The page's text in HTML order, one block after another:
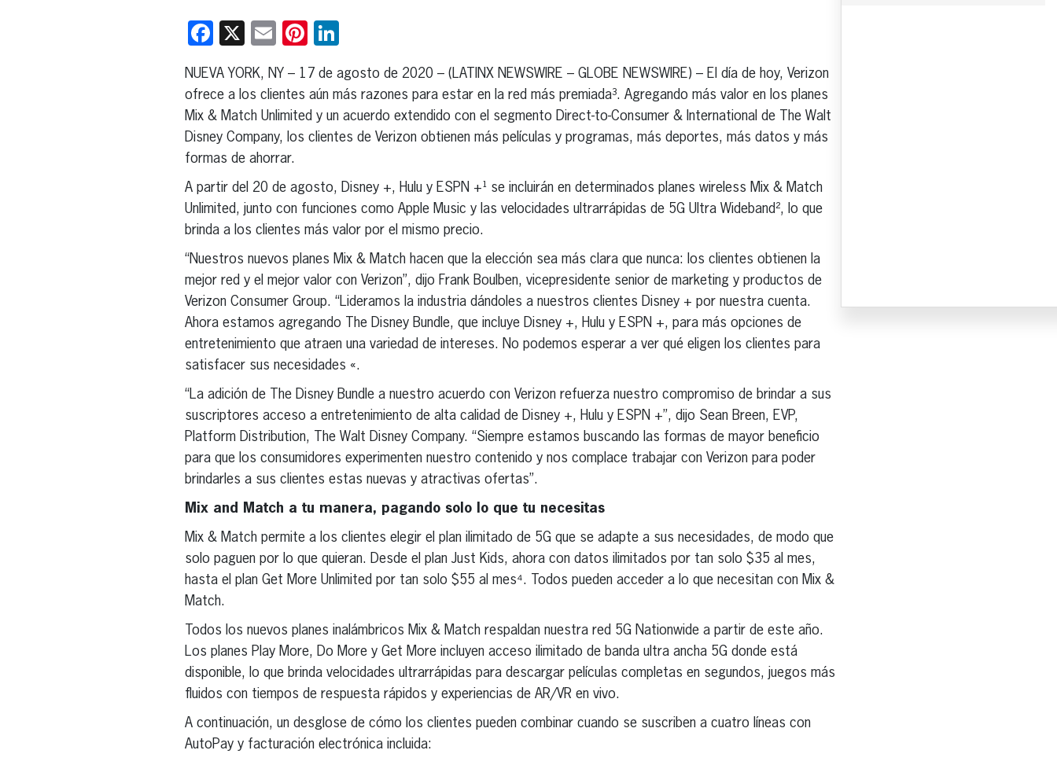
Facebook
X EmailPinterest
NUEVA YORK, NY – 17 de agosto de 2020 – (LATINX NEWSWIRE – GLOBE NEWSWIRE) – El día de hoy, Verizon
ofrece a los clientes aún más razones para estar en la red más premiada³. Agregando más valor en los planes
Mix & Match Unlimited y un acuerdo extendido con el segmento Direct-to-Consumer & International de The Walt
Disney Company, los clientes de Verizon obtienen más películas y programas, más deportes, más datos y más
formas de ahorrar.
A partir del 20 de agosto, Disney +, Hulu y ESPN +¹ se incluirán en determinados planes wireless Mix & Match
Unlimited, junto con funciones como Apple Music y las velocidades ultrarrápidas de 5G Ultra Wideband², lo que
brinda a los clientes más valor por el mismo precio.
“Nuestros nuevos planes Mix & Match hacen que la elección sea más clara que nunca: los clientes obtienen la
mejor red y el mejor valor con Verizon”, dijo Frank Boulben, vicepresidente senior de marketing y productos de
Verizon Consumer Group. “Lideramos la industria dándoles a nuestros clientes Disney + por nuestra cuenta.
Ahora estamos agregando The Disney Bundle, que incluye Disney +, Hulu y ESPN +, para más opciones de
entretenimiento que atraen una variedad de intereses. No podemos esperar a ver qué eligen los clientes para
satisfacer sus necesidades «.
“La adición de The Disney Bundle a nuestro acuerdo con Verizon refuerza nuestro compromiso de brindar a sus
suscriptores acceso a entretenimiento de alta calidad de Disney +, Hulu y ESPN +”, dijo Sean Breen, EVP,
Platform Distribution, The Walt Disney Company. “Siempre estamos buscando las formas de mayor beneficio
para que los consumidores experimenten nuestro contenido y nos complace trabajar con Verizon para poder
brindarles a sus clientes estas nuevas y atractivas ofertas”.
Mix and Match a tu manera, pagando solo lo que tu necesitas
Mix & Match permite a los clientes elegir el plan ilimitado de 5G que se adapte a sus necesidades, de modo que
solo paguen por lo que quieran. Desde el plan Just Kids, ahora con datos ilimitados por tan solo $35 al mes,
hasta el plan Get More Unlimited por tan solo $55 al mes⁴. Todos pueden acceder a lo que necesitan con Mix &
Match.
Todos los nuevos planes inalámbricos Mix & Match respaldan nuestra red 5G Nationwide a partir de este año.
Los planes Play More, Do More y Get More incluyen acceso ilimitado de banda ultra ancha 5G donde está
disponible, lo que brinda velocidades ultrarrápidas para descargar películas completas en segundos, juegos más
fluidos con tiempos de respuesta rápidos y experiencias de AR/VR en vivo.
A continuación, un desglose de cómo los clientes pueden combinar cuando se suscriben a cuatro líneas con
AutoPay y facturación electrónica incluida: